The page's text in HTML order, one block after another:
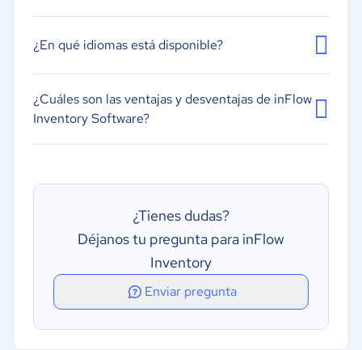
¿En qué idiomas está disponible?
¿Cuáles son las ventajas y desventajas de inFlow
Inventory Software?
¿Tienes dudas?
Déjanos tu pregunta para inFlow
Inventory
Enviar pregunta